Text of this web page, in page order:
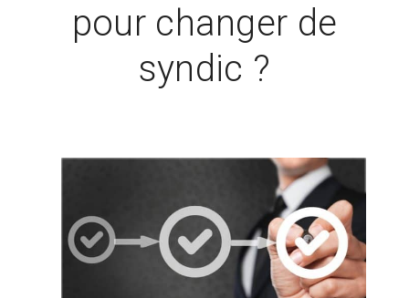
pour changer de
syndic ?